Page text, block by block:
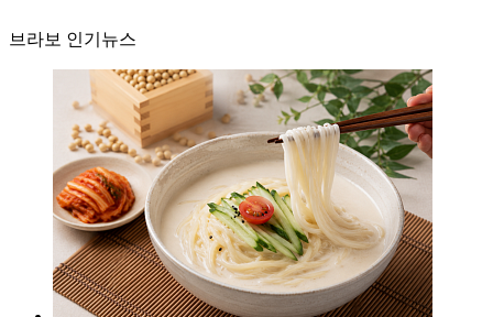
브라보 인기뉴스